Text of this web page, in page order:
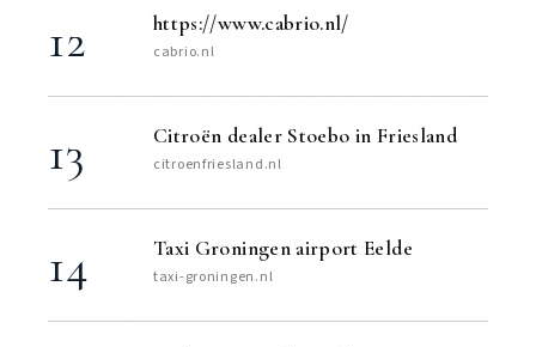
12 https://www.cabrio.nl/
cabrio.nl
13 Citroën dealer Stoebo in Friesland
citroenfriesland.nl
14 Taxi Groningen airport Eelde
taxi-groningen.nl